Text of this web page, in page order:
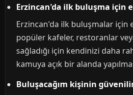
Erzincan'da ilk buluşma için
Erzincan'da ilk buluşmalar için
popüler kafeler, restoranlar
sağladığı için kendinizi daha
kamuya açık bir alanda
Buluşacağım kişinin